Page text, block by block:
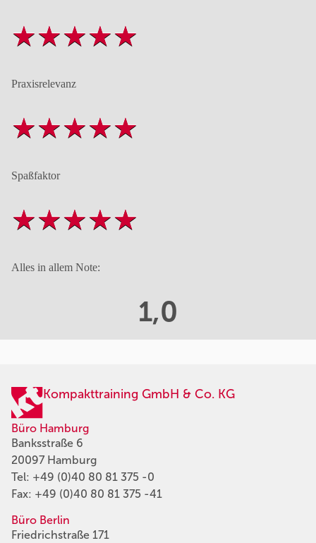
Praxisrelevanz
Spaßfaktor
Alles in allem Note:
1,0
Kompakttraining GmbH & Co. KG
Büro Hamburg
Banksstraße 6
20097 Hamburg
Tel: +49 (0)40 80 81 375 -0
Fax: +49 (0)40 80 81 375 -41
Büro Berlin
Friedrichstraße 171